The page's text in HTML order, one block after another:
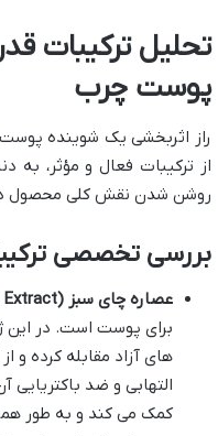
تحلیل ترکیبات
پوست چرب
راز اثربخشی یک شوینده
از ترکیبات فعال و مؤثر، به
روشن شدن نقش کلی محصول
بررسی تخصصی
عصاره چای سبز (Camellia Seed Extract):
برای پوست است. در
های آزاد مقابله کرده
کمک می کند و به طور